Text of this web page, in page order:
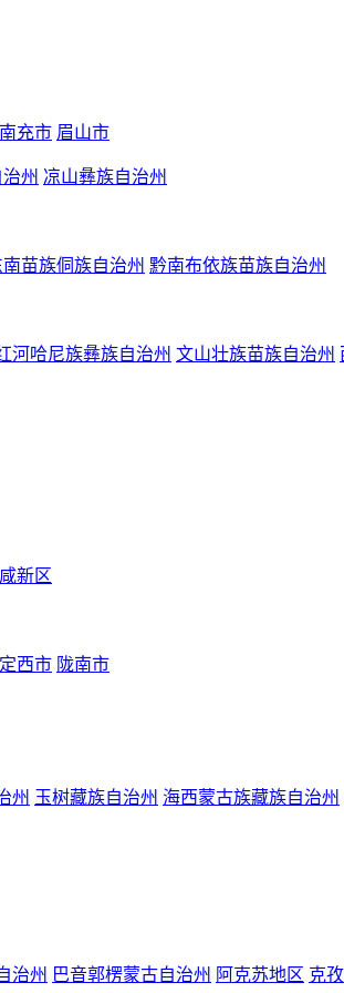
南充市 眉山市
州 凉山彝族自治州
苗族侗族自治州 黔南布依族苗族自治州
河哈尼族彝族自治州 文山壮族苗族自治州
新区
定西市 陇南市
州 玉树藏族自治州 海西蒙古族藏族自治州
治州 巴音郭楞蒙古自治州 阿克苏地区 克